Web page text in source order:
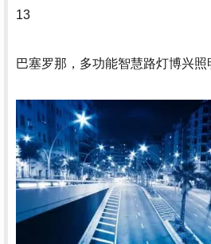
13
巴塞罗那，多功能智慧路灯博兴照